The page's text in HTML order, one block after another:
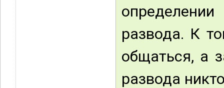
развода. К
общаться, а
развода